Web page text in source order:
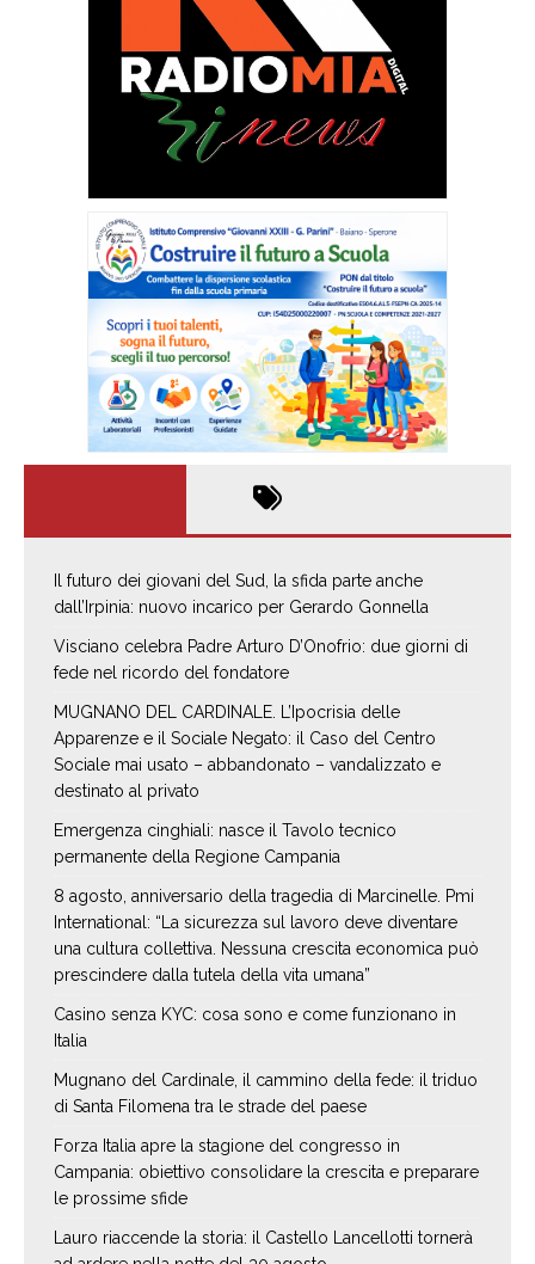
Il futuro dei giovani del Sud, la sfida parte anche
dall’Irpinia: nuovo incarico per Gerardo Gonnella
Visciano celebra Padre Arturo D’Onofrio: due giorni di
fede nel ricordo del fondatore
MUGNANO DEL CARDINALE. L’Ipocrisia delle
Apparenze e il Sociale Negato: il Caso del Centro
Sociale mai usato – abbandonato – vandalizzato e
destinato al privato
Emergenza cinghiali: nasce il Tavolo tecnico
permanente della Regione Campania
8 agosto, anniversario della tragedia di Marcinelle. Pmi
International: “La sicurezza sul lavoro deve diventare
una cultura collettiva. Nessuna crescita economica può
prescindere dalla tutela della vita umana”
Casino senza KYC: cosa sono e come funzionano in
Italia
Mugnano del Cardinale, il cammino della fede: il triduo
di Santa Filomena tra le strade del paese
Forza Italia apre la stagione del congresso in
Campania: obiettivo consolidare la crescita e preparare
le prossime sfide
Lauro riaccende la storia: il Castello Lancellotti tornerà